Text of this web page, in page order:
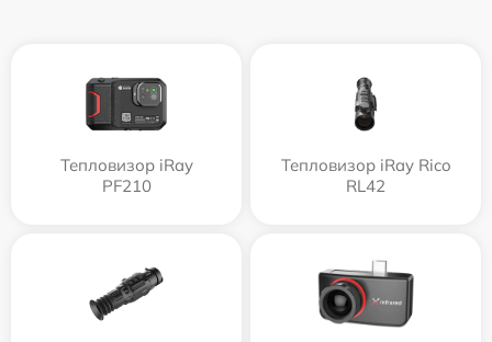
Тепловизор iRay
PF210
Тепловизор iRay Rico
RL42